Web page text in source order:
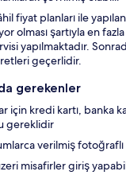
fiyat planları ile
olması şartıyla en
yapılmaktadır.
geçerlidir.
gerekenler
için kredi kartı, banka
gereklidir
verilmiş
misafirler giriş